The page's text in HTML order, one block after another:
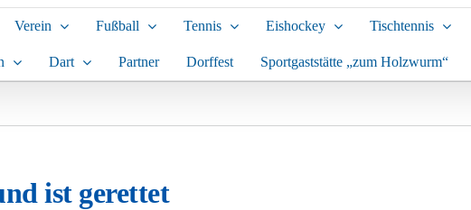
Verein Fußball Tennis Eishockey Tischtennis
Dart Partner Dorffest Sportgaststätte „zum Holzwurm“
ist gerettet